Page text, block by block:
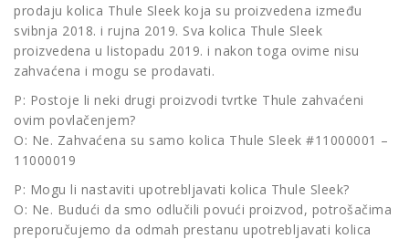
prodaju kolica Thule Sleek koja su proizvedena između
svibnja 2018. i rujna 2019. Sva kolica Thule Sleek
proizvedena u listopadu 2019. i nakon toga ovime nisu
zahvaćena i mogu se prodavati.
P: Postoje li neki drugi proizvodi tvrtke Thule zahvaćeni
ovim povlačenjem?
O: Ne. Zahvaćena su samo kolica Thule Sleek #11000001 –
11000019
P: Mogu li nastaviti upotrebljavati kolica Thule Sleek?
O: Ne. Budući da smo odlučili povući proizvod, potrošačima
preporučujemo da odmah prestanu upotrebljavati kolica